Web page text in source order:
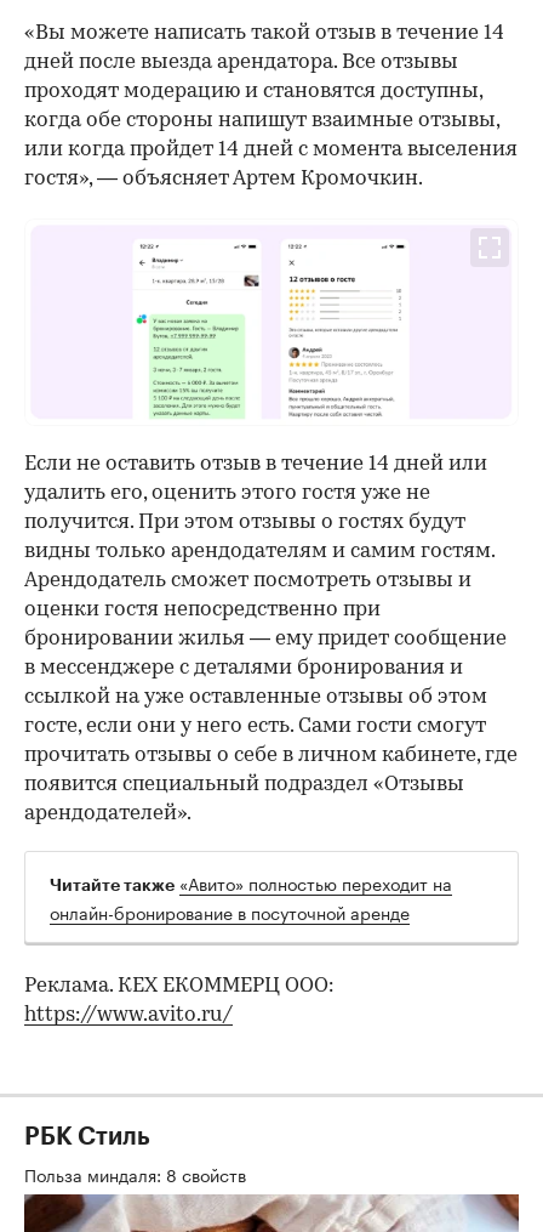
«Вы можете написать такой отзыв в течение 14
дней после выезда арендатора. Все отзывы
проходят модерацию и становятся доступны,
когда обе стороны напишут взаимные отзывы,
или когда пройдет 14 дней с момента выселения
гостя», — объясняет Артем Кромочкин.
Если не оставить отзыв в течение 14 дней или
удалить его, оценить этого гостя уже не
получится. При этом отзывы о гостях будут
видны только арендодателям и самим гостям.
Арендодатель сможет посмотреть отзывы и
оценки гостя непосредственно при
бронировании жилья — ему придет сообщение
в мессенджере с деталями бронирования и
ссылкой на уже оставленные отзывы об этом
госте, если они у него есть. Сами гости смогут
прочитать отзывы о себе в личном кабинете, где
появится специальный подраздел «Отзывы
арендодателей».
Читайте также «Авито» полностью переходит на
онлайн-бронирование в посуточной аренде
Реклама. КЕХ ЕКОММЕРЦ ООО:
https://www.avito.ru/
РБК Стиль
Польза миндаля: 8 свойств